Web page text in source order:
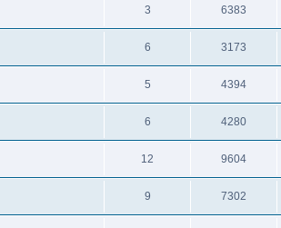
3 6383
6 3173
5 4394
6 4280
12 9604
9 7302